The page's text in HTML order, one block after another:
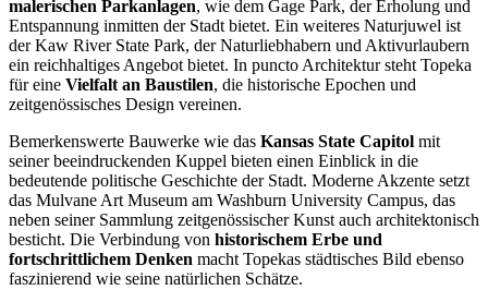
malerischen Parkanlagen, wie dem Gage Park, der Erholung und
Entspannung inmitten der Stadt bietet. Ein weiteres Naturjuwel ist
der Kaw River State Park, der Naturliebhabern und Aktivurlaubern
ein reichhaltiges Angebot bietet. In puncto Architektur steht Topeka
für eine Vielfalt an Baustilen, die historische Epochen und
zeitgenössisches Design vereinen.
Bemerkenswerte Bauwerke wie das Kansas State Capitol mit
seiner beeindruckenden Kuppel bieten einen Einblick in die
bedeutende politische Geschichte der Stadt. Moderne Akzente setzt
das Mulvane Art Museum am Washburn University Campus, das
neben seiner Sammlung zeitgenössischer Kunst auch architektonisch
besticht. Die Verbindung von historischem Erbe und
fortschrittlichem Denken macht Topekas städtisches Bild ebenso
faszinierend wie seine natürlichen Schätze.